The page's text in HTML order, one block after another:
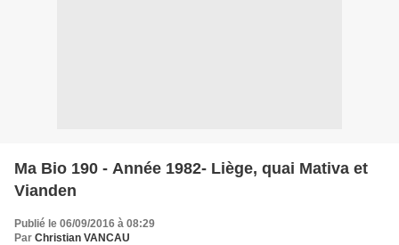
Ma Bio 190 - Année 1982- Liège, quai Mativa et
Vianden
Publié le 06/09/2016 à 08:29
Par Christian VANCAU